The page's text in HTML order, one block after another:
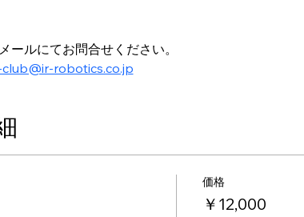
ールにてお問合せください。
robotics.co.jp
価格
￥12,000